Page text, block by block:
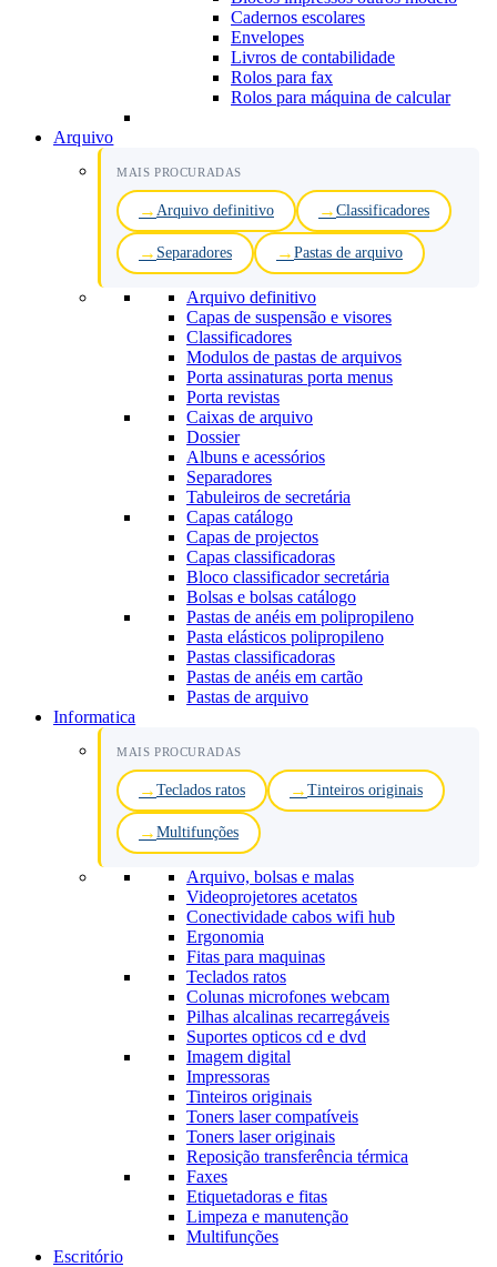
Cadernos escolares
Envelopes
Livros de contabilidade
Rolos para fax
Rolos para máquina de calcular
Arquivo
MAIS PROCURADAS
Arquivo definitivo Classificadores
Separadores Pastas de arquivo
Arquivo definitivo
Capas de suspensão e visores
Classificadores
Modulos de pastas de arquivos
Porta assinaturas porta menus
Porta revistas
Caixas de arquivo
Dossier
Albuns e acessórios
Separadores
Tabuleiros de secretária
Capas catálogo
Capas de projectos
Capas classificadoras
Bloco classificador secretária
Bolsas e bolsas catálogo
Pastas de anéis em polipropileno
Pasta elásticos polipropileno
Pastas classificadoras
Pastas de anéis em cartão
Pastas de arquivo
Informatica
MAIS PROCURADAS
Teclados ratos Tinteiros originais
Multifunções
Arquivo, bolsas e malas
Videoprojetores acetatos
Conectividade cabos wifi hub
Ergonomia
Fitas para maquinas
Teclados ratos
Colunas microfones webcam
Pilhas alcalinas recarregáveis
Suportes opticos cd e dvd
Imagem digital
Impressoras
Tinteiros originais
Toners laser compatíveis
Toners laser originais
Reposição transferência térmica
Faxes
Etiquetadoras e fitas
Limpeza e manutenção
Multifunções
Escritório